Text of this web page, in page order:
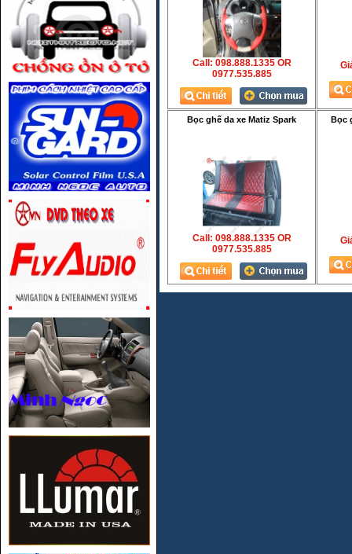
Call: 098.888.1335 OR
0977.535.885
Bọc ghế da xe Matiz Spark
Call: 098.888.1335 OR
0977.535.885
Bọc